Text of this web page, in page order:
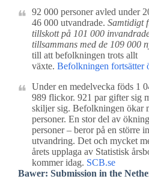
92 000 personer avled under
46 000 utvandrade. Samtidigt
tillskott på 101 000
tillsammans med de 109 000
till att befolkningen trots allt
växte. Befolkningen fortsätter
Under en medelvecka föds 1
989 flickor. 921 par gifter sig
skiljer sig. Befolkningen ökar
personer. En stor del av
personer – beror på en större
utvandring. Det och mycket
årets upplaga av Statistisk
kommer idag. SCB.se
Bawer: Submission in the